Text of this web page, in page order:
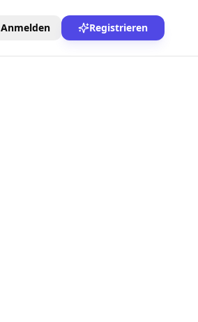
Anmelden Registrieren